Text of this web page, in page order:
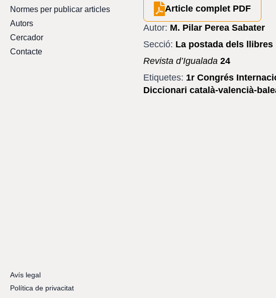
Normes per publicar articles
Autors
Cercador
Contacte
Article complet PDF
Autor: M. Pilar Perea Sabater
Secció: La postada dels llibres
Revista d’Igualada 24
Etiquetes: 1r Congrés
Diccionari català-valencià-
Avís legal
Política de privacitat